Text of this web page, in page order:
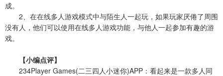
成。
2、在在线多人游戏模式中与陌生人一起玩，如果玩家厌倦了周围
没有人，他们可以使用在线多人游戏功能，与他人一起参加有趣的游
戏。
【小编点评】
234Player Games(二三四人小迷你)APP：看起来是一款多人同